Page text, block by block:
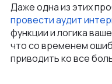
Даже одна из этих
провести аудит
функции и логика
что со временем
приводить ко все